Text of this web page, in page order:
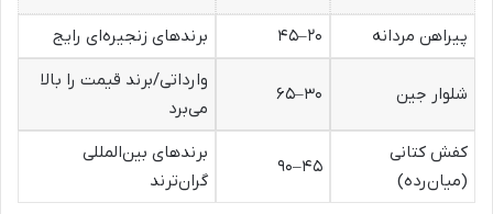
پیراهن مردانه ۲۰–۴۵ برندهای زنجیره‌ای رایج
شلوار جین ۳۰–۶۵
وارداتی/برند قیمت را بالا
می‌برد
کفش کتانی
(میان‌رده)
۴۵–۹۰
برندهای بین‌المللی
گران‌ترند